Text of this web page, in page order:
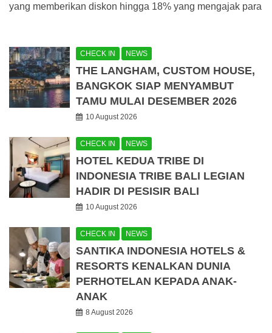
yang memberikan diskon hingga 18% yang mengajak para
CHECK IN NEWS
THE LANGHAM, CUSTOM HOUSE,
BANGKOK SIAP MENYAMBUT
TAMU MULAI DESEMBER 2026
10 August 2026
CHECK IN NEWS
HOTEL KEDUA TRIBE DI
INDONESIA TRIBE BALI LEGIAN
HADIR DI PESISIR BALI
10 August 2026
CHECK IN NEWS
SANTIKA INDONESIA HOTELS &
RESORTS KENALKAN DUNIA
PERHOTELAN KEPADA ANAK-
ANAK
8 August 2026